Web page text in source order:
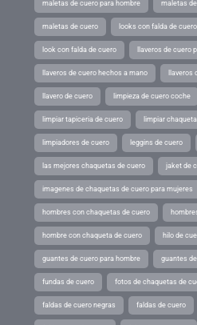
maletas de cuero para hombre maletas
maletas de cuero looks con falda de cuero
look con falda de cuero llaveros de cuero
llaveros de cuero hechos a mano llaveros
llavero de cuero limpieza de cuero coche
limpiar tapiceria de cuero limpiar
limpiadores de cuero leggins de cuero
las mejores chaquetas de cuero jaket de
imagenes de chaquetas de cuero para mujeres
hombres con chaquetas de cuero
hombre con chaqueta de cuero hilo de
guantes de cuero para hombre guantes
fundas de cuero fotos de chaquetas de
faldas de cuero negras faldas de cuero